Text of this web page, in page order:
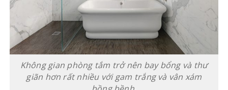
Không gian phòng tắm trở nên bay bổng và thư
giãn hơn rất nhiều với gam trắng và vân xám